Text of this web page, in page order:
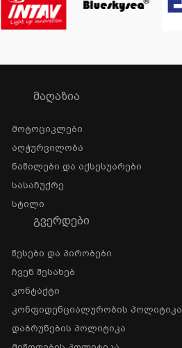
ᲛᲐᲦᲐᲖᲘᲐ
Მოტოციკლები
Აღჭურვილობა
Ნაწილები Და Აქსესუარები
Სასაჩუქრე
Სტილი
ᲒᲕᲔᲠᲓᲔᲑᲘ
Წესები Და Პირობები
Ჩვენ Შესახებ
Კონტაქტი
Კონფიდენციალურობის Პოლიტიკა
Დაბრუნების Პოლიტიკა